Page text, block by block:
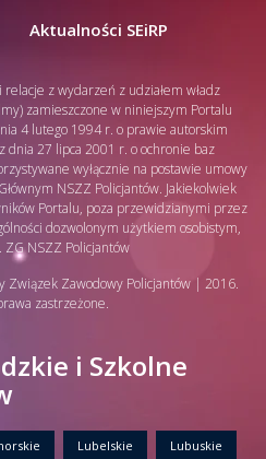
Aktualności SEiRP
z wydarzeń z udziałem władz
zamieszczone w niniejszym Portalu
4 lutego 1994 r. o prawie autorskim
dnia 27 lipca 2001 r. o ochronie baz
wyłącznie na postawie umowy
NSZZ Policjantów. Jakiekolwiek
Portalu, poza przewidzianymi przez
dozwolonym użytkiem osobistym,
NSZZ Policjantów
Związek Zawodowy Policjantów | 2016.
zastrzeżone.
i Szkolne
Lubelskie Lubuskie